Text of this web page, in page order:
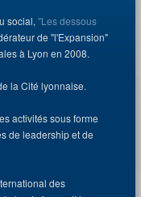
social,"Les dessous
de "l'Expansion"
à Lyon en 2008.
la Cité lyonnaise.
activités sous forme
de leadership et de
des